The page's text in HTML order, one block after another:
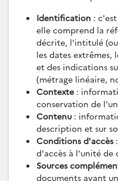
Identification :
elle comprend la
décrite, l'intitulé
les dates extrêmes,
et des indications
(métrage linéaire,
Contexte :
conservation de
Contenu :
description et sur
Conditions d'accès
d'accès à l'unité de
Sources
documents ayant